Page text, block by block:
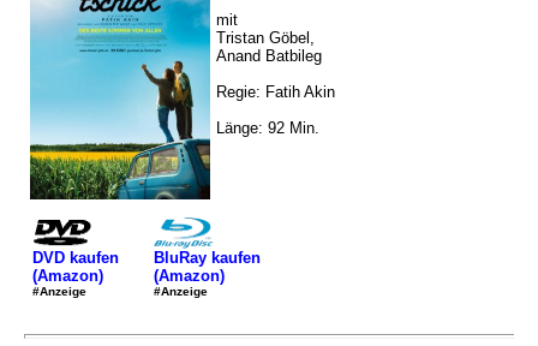
mit
Tristan Göbel,
Anand Batbileg
Regie: Fatih Akin
Länge: 92 Min.
DVD kaufen
(Amazon)
#Anzeige
BluRay kaufen
(Amazon)
#Anzeige